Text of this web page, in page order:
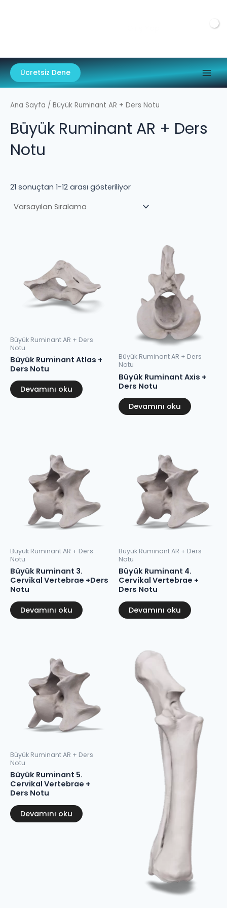
Ücretsiz Dene
Ana Sayfa / Büyük Ruminant AR + Ders Notu
Büyük Ruminant AR + Ders
Notu
21 sonuçtan 1-12 arası gösteriliyor
Büyük Ruminant AR + Ders
Notu
Büyük Ruminant Atlas +
Ders Notu
Devamını oku
Büyük Ruminant AR + Ders
Notu
Büyük Ruminant Axis +
Ders Notu
Devamını oku
Büyük Ruminant AR + Ders
Notu
Büyük Ruminant 3.
Cervikal Vertebrae +Ders
Notu
Devamını oku
Büyük Ruminant AR + Ders
Notu
Büyük Ruminant 4.
Cervikal Vertebrae +
Ders Notu
Devamını oku
Büyük Ruminant AR + Ders
Notu
Büyük Ruminant 5.
Cervikal Vertebrae +
Ders Notu
Devamını oku